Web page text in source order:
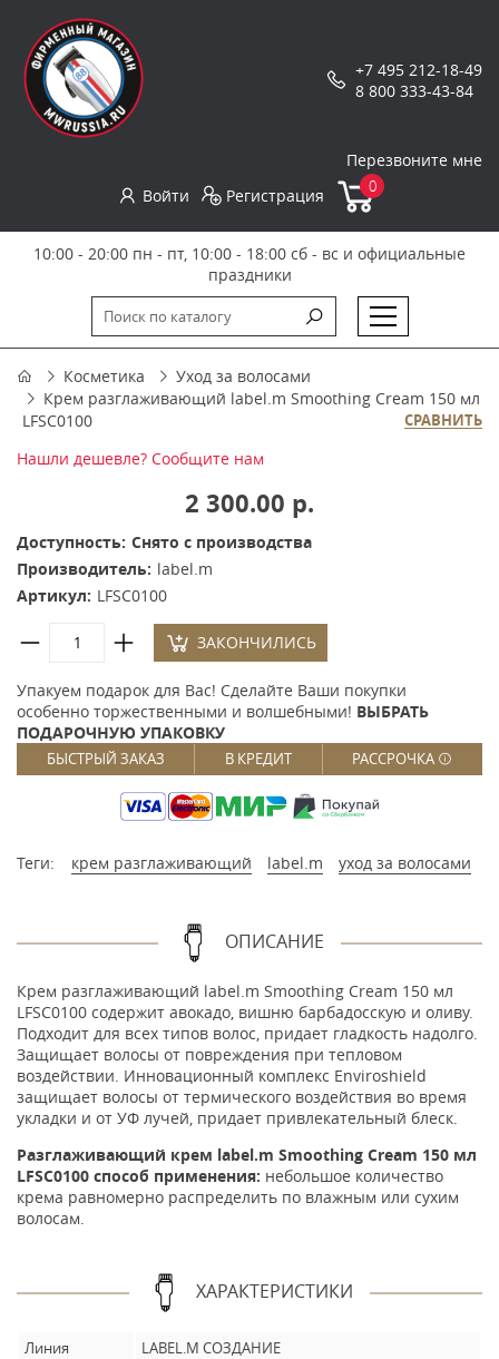
+7 495 212-18-49
8 800 333-43-84
Перезвоните мне
Войти
Регистрация 0
10:00 - 20:00 пн - пт, 10:00 - 18:00 сб - вс и официальные
праздники
Косметика
Уход за волосами
Крем разглаживающий label.m Smoothing Cream 150 мл
LFSC0100
СРАВНИТЬ
Нашли дешевле? Сообщите нам
2 300.00 р.
Доступность: Снято с производства
Производитель: label.m
Артикул: LFSC0100
ЗАКОНЧИЛИСЬ
Упакуем подарок для Вас! Сделайте Ваши покупки
особенно торжественными и волшебными! ВЫБРАТЬ
ПОДАРОЧНУЮ УПАКОВКУ
БЫСТРЫЙ ЗАКАЗ В КРЕДИТ РАССРОЧКА
Теги: крем разглаживающий label.m уход за волосами
ОПИСАНИЕ
Крем разглаживающий label.m Smoothing Cream 150 мл
LFSC0100 cодержит авокадо, вишню барбадосскую и оливу.
Подходит для всех типов волос, придает гладкость надолго.
Защищает волосы от повреждения при тепловом
воздействии. Инновационный комплекс Enviroshield
защищает волосы от термического воздействия во время
укладки и от УФ лучей, придает привлекательный блеск.
Разглаживающий крем label.m Smoothing Cream 150 мл
LFSC0100 способ применения: небольшое количество
крема равномерно распределить по влажным или сухим
волосам.
ХАРАКТЕРИСТИКИ
Линия
LABEL.M СОЗДАНИЕ